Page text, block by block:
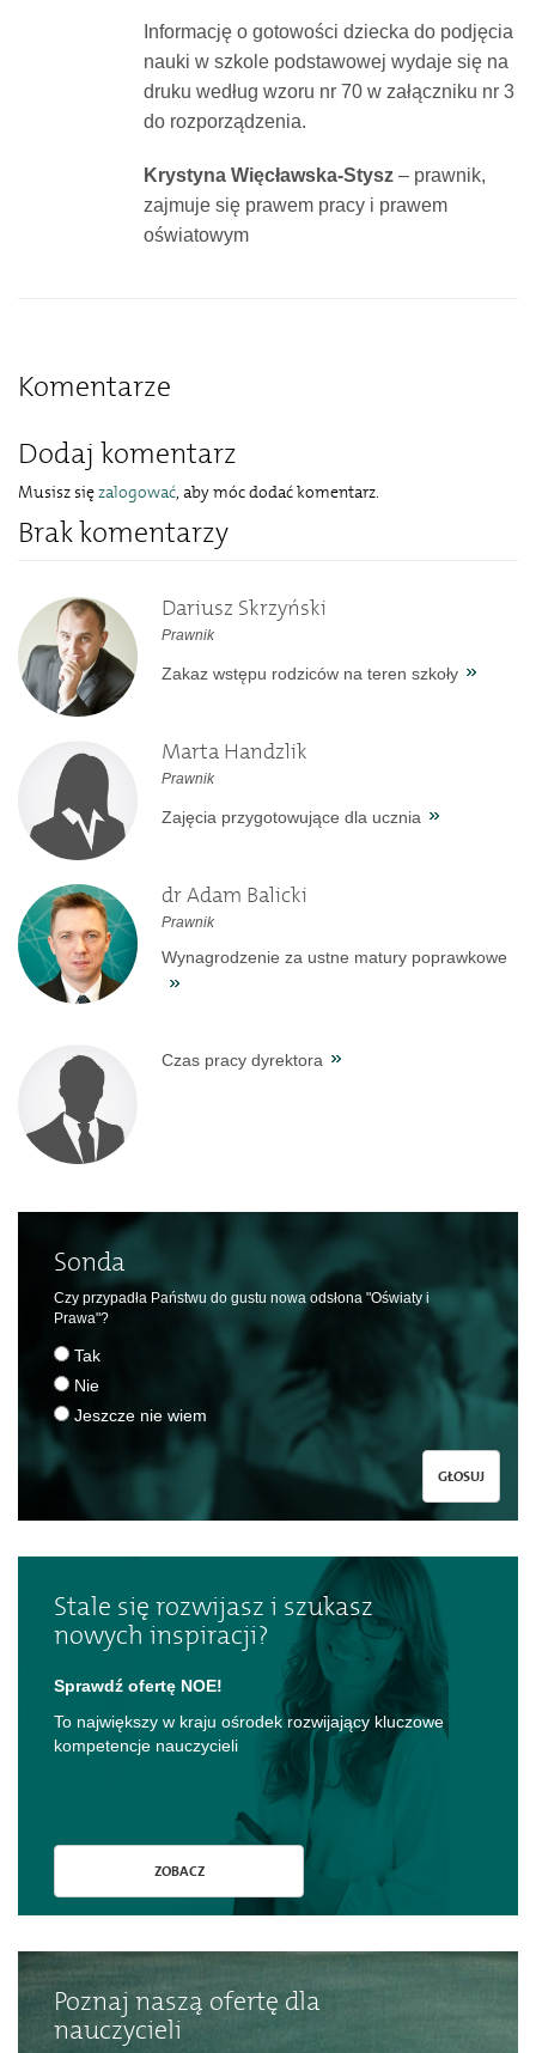
Informację o gotowości dziecka do podjęcia
nauki w szkole podstawowej wydaje się na
druku według wzoru nr 70 w załączniku nr 3
do rozporządzenia.
Krystyna Więcławska-Stysz – prawnik,
zajmuje się prawem pracy i prawem
oświatowym
Komentarze
Dodaj komentarz
Musisz sięzalogować, aby móc dodać komentarz.
Brak komentarzy
Dariusz Skrzyński
Prawnik
Zakaz wstępu rodziców na teren szkoły
Marta Handzlik
Prawnik
Zajęcia przygotowujące dla ucznia
dr Adam Balicki
Prawnik
Wynagrodzenie za ustne matury poprawkowe
Czas pracy dyrektora
Sonda
Czy przypadła Państwu do gustu nowa odsłona "Oświaty i
Prawa"?
Tak
Nie
Jeszcze nie wiem
GŁOSUJ
Stale się rozwijasz i szukasz
nowych inspiracji?
Sprawdź ofertę NOE!
To największy w kraju ośrodek rozwijający kluczowe
kompetencje nauczycieli
ZOBACZ
Poznaj naszą ofertę dla
nauczycieli